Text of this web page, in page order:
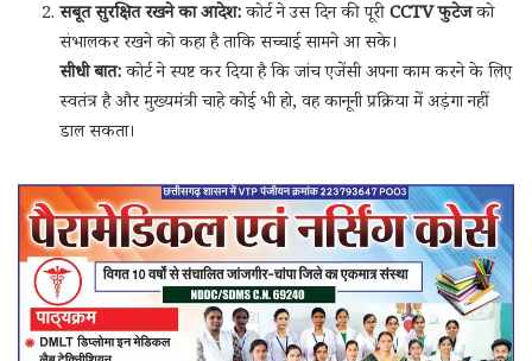
सबूत सुरक्षित रखने का आदेश:कोर्ट ने उस दिन की पूरीCCTV फुटेजको
संभालकर रखने को कहा है ताकि सच्चाई सामने आ सके।
सीधी बात:कोर्ट ने स्पष्ट कर दिया है कि जांच एजेंसी अपना काम करने के लिए
स्वतंत्र है और मुख्यमंत्री चाहे कोई भी हो, वह कानूनी प्रक्रिया में अड़ंगा नहीं
डाल सकता।